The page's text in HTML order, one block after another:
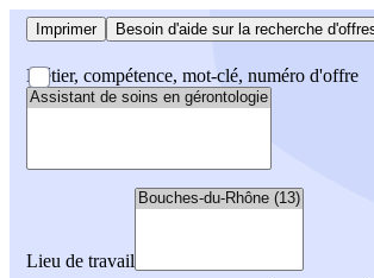
Imprimer Besoin d'aide sur la recherche
Métier, compétence, mot-clé, numéro d'offre
Lieu de travail